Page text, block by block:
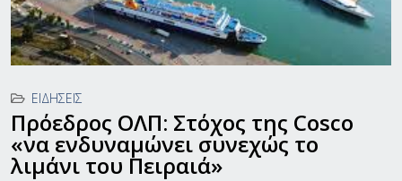
ΕΙΔΉΣΕΙΣ
Πρόεδρος ΟΛΠ: Στόχος της Cosco
«να ενδυναμώνει συνεχώς το
λιμάνι του Πειραιά»